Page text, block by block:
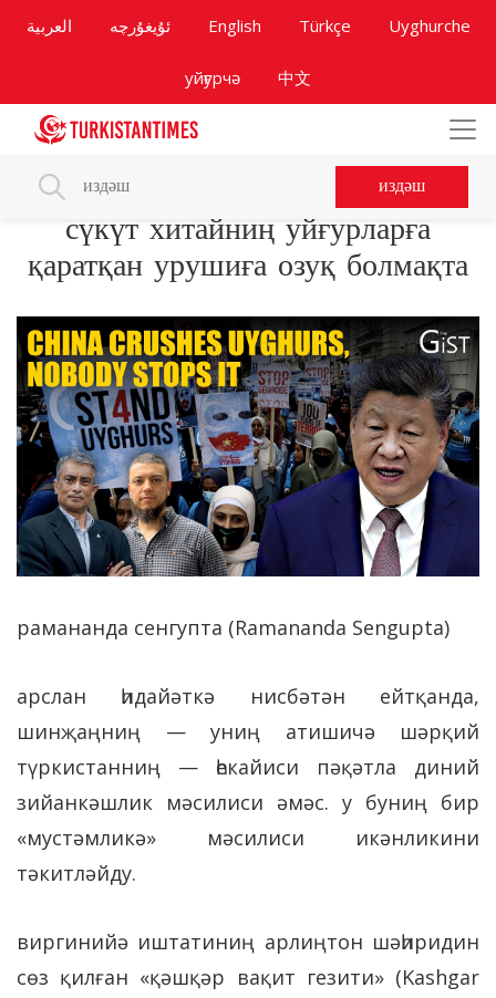
العربية ئۇيغۇرچە English Türkçe Uyghurche
уйғурчә 中文
издәш
сүкүт хитайниң уйғурларға
қаратқан урушиға озуқ болмақта
рамананда сенгупта (Ramananda Sengupta)
арслан һидайәткә нисбәтән ейтқанда,
шинҗаңниң — униң атишичә шәрқий
түркистанниң — һекайиси пәқәтла диний
зийанкәшлик мәсилиси әмәс. у буниң бир
«мустәмликә» мәсилиси икәнликини
тәкитләйду.
виргинийә иштатиниң арлиңтон шәһиридин
сөз қилған «қәшқәр вақит гезити» (Kashgar